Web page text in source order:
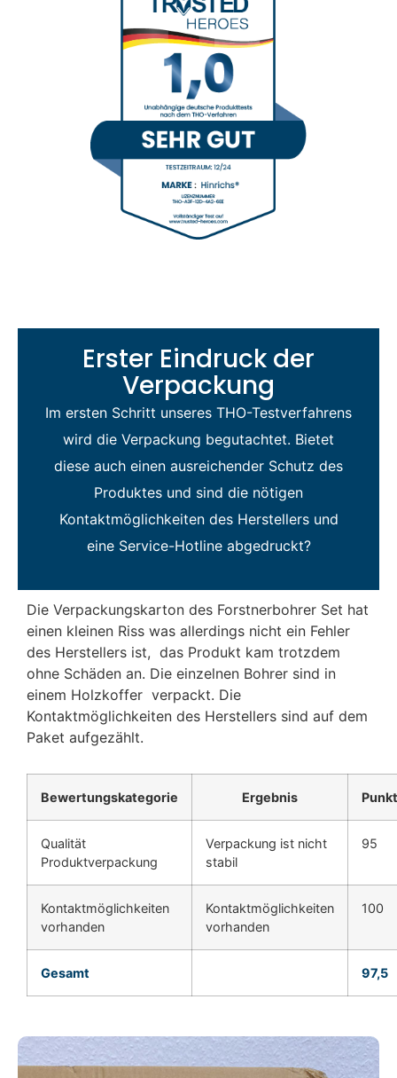
Erster Eindruck der
Verpackung
Im ersten Schritt unseres THO-Testverfahrens
wird die Verpackung begutachtet. Bietet
diese auch einen ausreichender Schutz des
Produktes und sind die nötigen
Kontaktmöglichkeiten des Herstellers und
eine Service-Hotline abgedruckt?
Die Verpackungskarton des Forstnerbohrer Set hat
einen kleinen Riss was allerdings nicht ein Fehler
des Herstellers ist, das Produkt kam trotzdem
ohne Schäden an. Die einzelnen Bohrer sind in
einem Holzkoffer verpackt. Die
Kontaktmöglichkeiten des Herstellers sind auf dem
Paket aufgezählt.
Bewertungskategorie Ergebnis
Qualität
Produktverpackung
Verpackung ist nicht
stabil
95
Kontaktmöglichkeiten
vorhanden
Kontaktmöglichkeiten
vorhanden
100
Gesamt 97,5